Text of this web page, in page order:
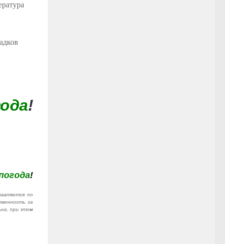
!
!
по
за
при этом